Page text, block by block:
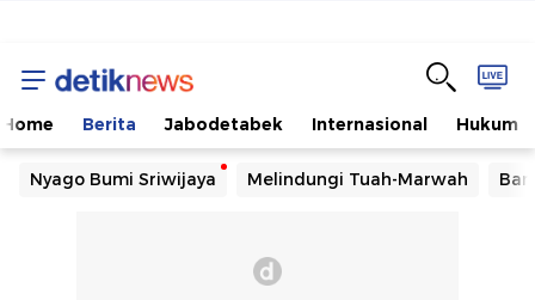
Home Berita Jabodetabek Internasional Hukum
Nyago Bumi Sriwijaya Melindungi Tuah-Marwah